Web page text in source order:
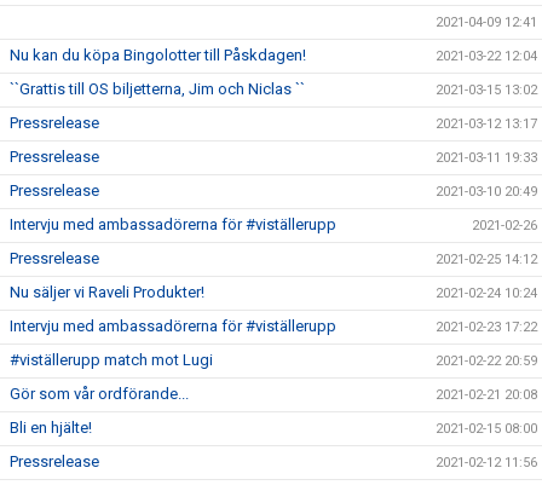
2021-04-09 12:41
Nu kan du köpa Bingolotter till Påskdagen! 2021-03-22 12:04
``Grattis till OS biljetterna, Jim och Niclas `` 2021-03-15 13:02
Pressrelease 2021-03-12 13:17
Pressrelease 2021-03-11 19:33
Pressrelease 2021-03-10 20:49
Intervju med ambassadörerna för #viställerupp 2021-02-26
Pressrelease 2021-02-25 14:12
Nu säljer vi Raveli Produkter! 2021-02-24 10:24
Intervju med ambassadörerna för #viställerupp 2021-02-23 17:22
#viställerupp match mot Lugi 2021-02-22 20:59
Gör som vår ordförande... 2021-02-21 20:08
Bli en hjälte! 2021-02-15 08:00
Pressrelease 2021-02-12 11:56